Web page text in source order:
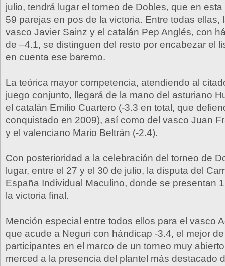
julio, tendrá lugar el torneo de Dobles, que en
59 parejas en pos de la victoria. Entre todas ellas,
vasco Javier Sainz y el catalán Pep Anglés, con
de –4.1, se distinguen del resto por encabezar el
en cuenta ese baremo.
La teórica mayor competencia, atendiendo al
juego conjunto, llegará de la mano del asturiano
el catalán Emilio Cuartero (-3.3 en total, que
conquistado en 2009), así como del vasco Juan
y el valenciano Mario Beltrán (-2.4).
Con posterioridad a la celebración del torneo de
lugar, entre el 27 y el 30 de julio, la disputa del
España Individual Maculino, donde se presentan
la victoria final.
Mención especial entre todos ellos para el vasco
que acude a Neguri con hándicap -3.4, el mejor
participantes en el marco de un torneo muy
merced a la presencia del plantel más destacado